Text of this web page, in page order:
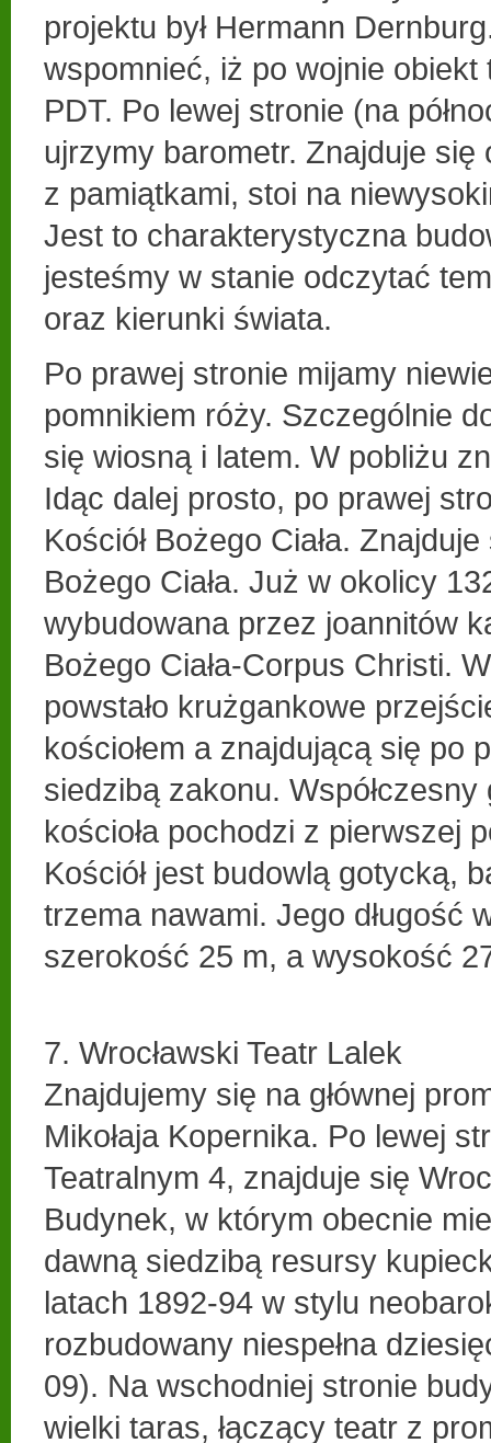
projektu był Hermann
wspomnieć, iż po wojnie obiekt
PDT. Po lewej stronie (na
ujrzymy barometr. Znajduje się
z pamiątkami, stoi na
Jest to charakterystyczna
jesteśmy w stanie odczytać
oraz kierunki świata.
Po prawej stronie mijamy
pomnikiem róży. Szczególnie
się wiosną i latem. W pobliżu
Idąc dalej prosto, po prawej
Kościół Bożego Ciała.
Bożego Ciała. Już w okolicy
wybudowana przez joannitów
Bożego Ciała-Corpus Christi.
powstało krużgankowe
kościołem a znajdującą się po
siedzibą zakonu. Współczesny
kościoła pochodzi z pierwszej
Kościół jest budowlą gotycką,
trzema nawami. Jego długość
szerokość 25 m, a wysokość
7. Wrocławski Teatr Lalek
Znajdujemy się na głównej
Mikołaja Kopernika. Po lewej
Teatralnym 4, znajduje się
Budynek, w którym obecnie
dawną siedzibą resursy
latach 1892-94 w stylu
rozbudowany niespełna
09). Na wschodniej stronie
wielki taras, łączący teatr z